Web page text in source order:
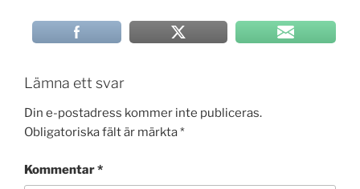
Lämna ett svar
Din e-postadress kommer inte publiceras.
Obligatoriska fält är märkta*
Kommentar*